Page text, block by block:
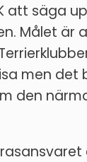
att säga
Målet är
men det
den